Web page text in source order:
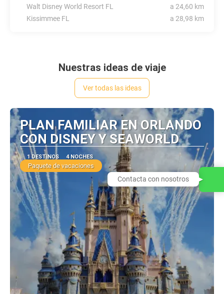
Walt Disney World Resort FL
a 24,60 km
Kissimmee FL
a 28,98 km
Nuestras ideas de viaje
Ver todas las ideas
PLAN FAMILIAR EN ORLANDO
CON DISNEY Y SEAWORLD
1 DESTINOS 4 NOCHES
Paquete de vacaciones
Contacta con nosotros